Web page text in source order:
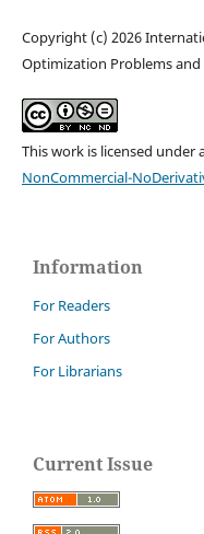
Copyright (c) 2026
Optimization Problems
This work is licensed under
NonCommercial-
Information
For Readers
For Authors
For Librarians
Current Issue